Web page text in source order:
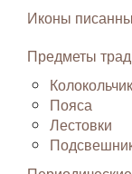
Иконы
Предметы
Пояса
Лестовки